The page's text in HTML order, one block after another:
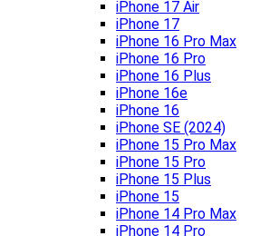
iPhone 17 Air
iPhone 17
iPhone 16 Pro Max
iPhone 16 Pro
iPhone 16 Plus
iPhone 16e
iPhone 16
iPhone SE (2024)
iPhone 15 Pro Max
iPhone 15 Pro
iPhone 15 Plus
iPhone 15
iPhone 14 Pro Max
iPhone 14 Pro